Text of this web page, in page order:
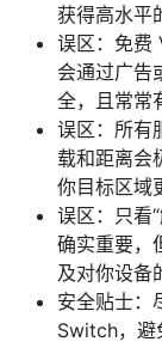
获得高水平
误区：免费
会通过广告
全，且常常
误区：所有
载和距离会
你目标区域
误区：只看
确实重要，
及对你设备
安全贴士：
Switch，避